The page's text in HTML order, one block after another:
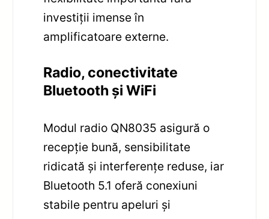
investiții imense în
amplificatoare externe.
Radio, conectivitate
Bluetooth și WiFi
Modul radio QN8035 asigură o
recepție bună, sensibilitate
ridicată și interferențe reduse, iar
Bluetooth 5.1 oferă conexiuni
stabile pentru apeluri și